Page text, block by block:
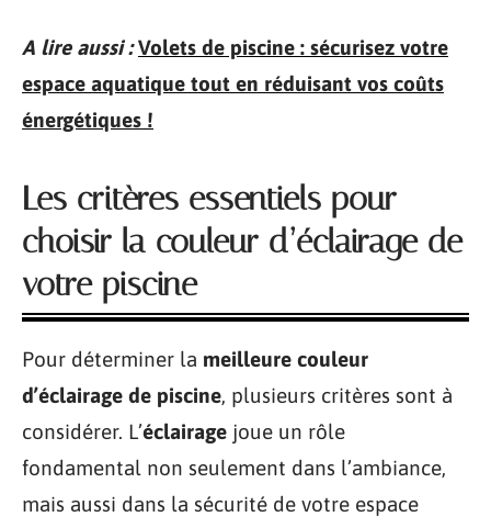
A lire aussi : Volets de piscine : sécurisez votre
espace aquatique tout en réduisant vos coûts
énergétiques !
Les critères essentiels pour
choisir la couleur d’éclairage de
votre piscine
Pour déterminer la meilleure couleur
d’éclairage de piscine, plusieurs critères sont à
considérer. L’éclairage joue un rôle
fondamental non seulement dans l’ambiance,
mais aussi dans la sécurité de votre espace